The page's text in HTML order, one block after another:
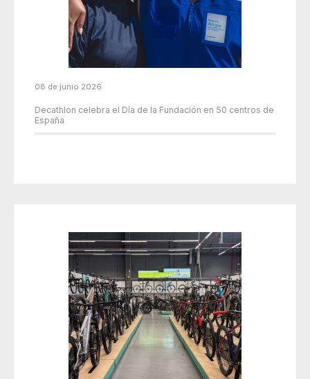
08 de junio 2026
Decathlon celebra el Día de la Fundación en 50 centros de
España